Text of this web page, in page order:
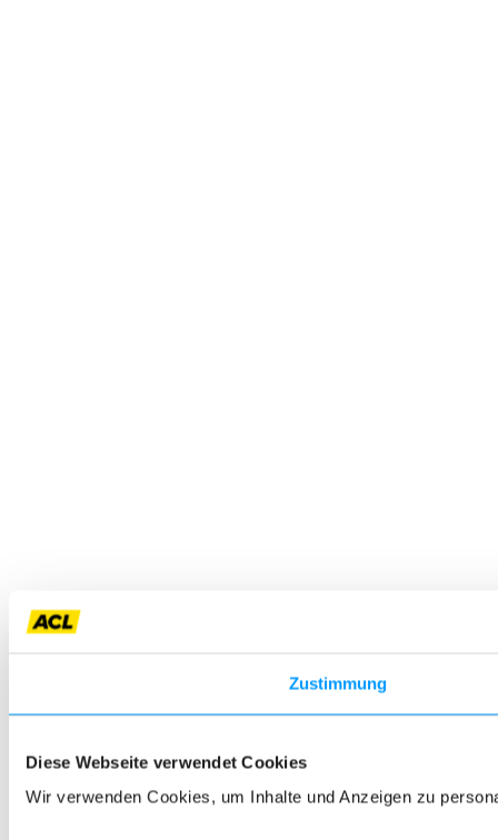
Zustimmung
Diese Webseite verwendet Cookies
Wir verwenden Cookies, um Inhalte und Anzeigen zu